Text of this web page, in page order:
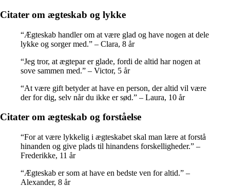
Citater om ægteskab og lykke
“Ægteskab handler om at være glad og have nogen at dele
lykke og sorger med.” – Clara, 8 år
“Jeg tror, at ægtepar er glade, fordi de altid har nogen at
sove sammen med.” – Victor, 5 år
“At være gift betyder at have en person, der altid vil være
der for dig, selv når du ikke er sød.” – Laura, 10 år
Citater om ægteskab og forståelse
“For at være lykkelig i ægteskabet skal man lære at forstå
hinanden og give plads til hinandens forskelligheder.” –
Frederikke, 11 år
“Ægteskab er som at have en bedste ven for altid.” –
Alexander, 8 år